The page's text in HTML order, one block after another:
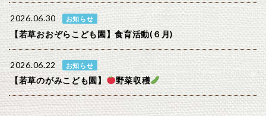
2026.06.30 お知らせ
【若草おおぞらこども園】食育活動(６月)
2026.06.22 お知らせ
【若草のがみこども園】 野菜収穫